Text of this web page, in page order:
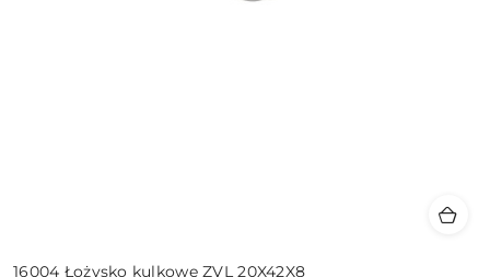
16004 Łożysko kulkowe ZVL 20X42X8